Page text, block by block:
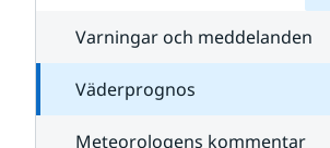
Varningar och meddelanden
Väderprognos
Meteorologens kommentar